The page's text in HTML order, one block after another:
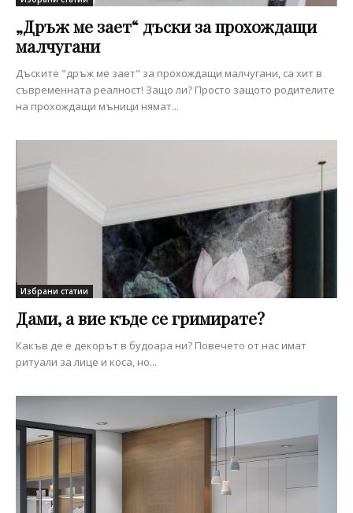
„Дръж ме зает“ дъски за прохождащи
малчугани
Дъските "дръж ме зает" за прохождащи малчугани, са хит в
съвременната реалност! Защо ли? Просто защото родителите
на прохождащи мъници нямат...
Избрани статии
Дами, а вие къде се гримирате?
Какъв де е декорът в будоара ни? Повечето от нас имат
ритуали за лице и коса, но...